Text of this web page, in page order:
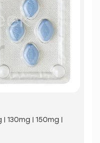
130mg | 150mg |